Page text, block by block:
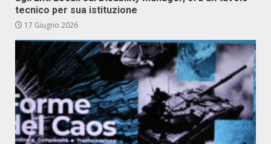
tecnico per sua istituzione
17 Giugno 2026